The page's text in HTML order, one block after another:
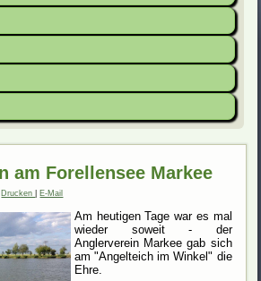
am Forellensee Markee
Drucken E-Mail
Am heutigen Tage war es mal
wieder soweit - der
Anglerverein Markee gab sich
am "Angelteich im Winkel" die
Ehre.